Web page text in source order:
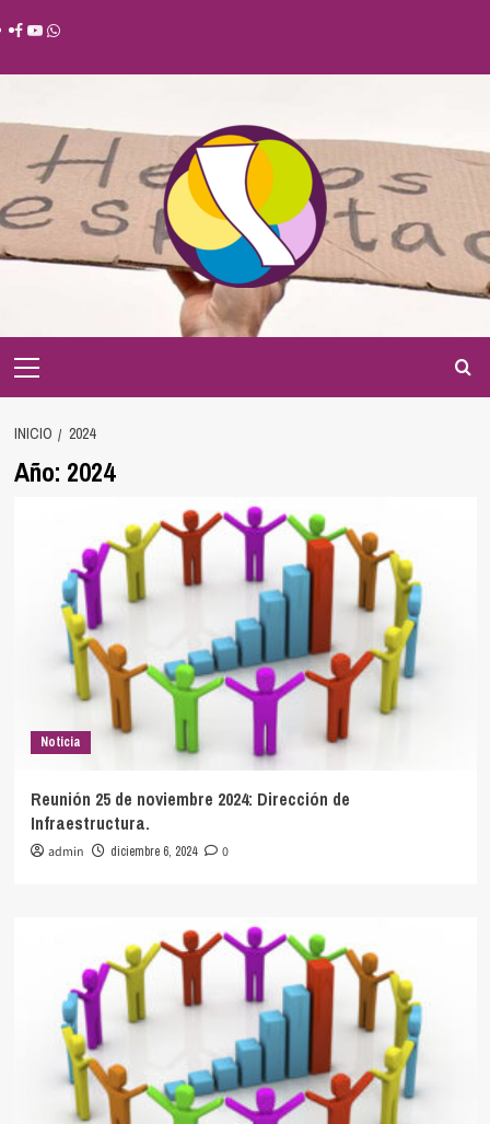
al
Facebook
Youtube
Whatsapp
principal
INICIO 2024
Año: 2024
Noticia
Reunión 25 de noviembre 2024: Dirección de
Infraestructura.
admin diciembre 6, 2024 0